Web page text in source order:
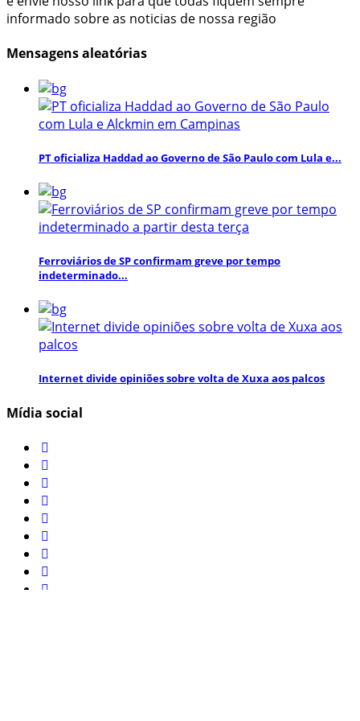
informado sobre as noticias de nossa região
Mensagens aleatórias
PT oficializa Haddad ao Governo de São Paulo com Lula e...
Ferroviários de SP confirmam greve por tempo
indeterminado...
Internet divide opiniões sobre volta de Xuxa aos palcos
Mídia social